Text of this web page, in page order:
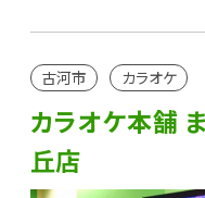
古河市 カラオケ
カラオケ本舗
丘店